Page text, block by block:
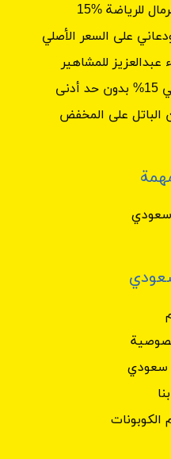
للرياضة %15
على السعر الأصلي
للمشاهير
على المخفض
سعودي